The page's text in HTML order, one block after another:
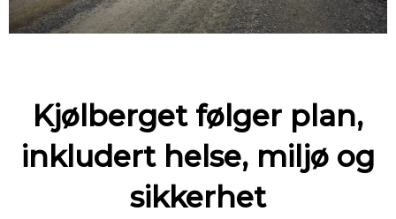
Kjølberget følger plan,
inkludert helse, miljø og
sikkerhet